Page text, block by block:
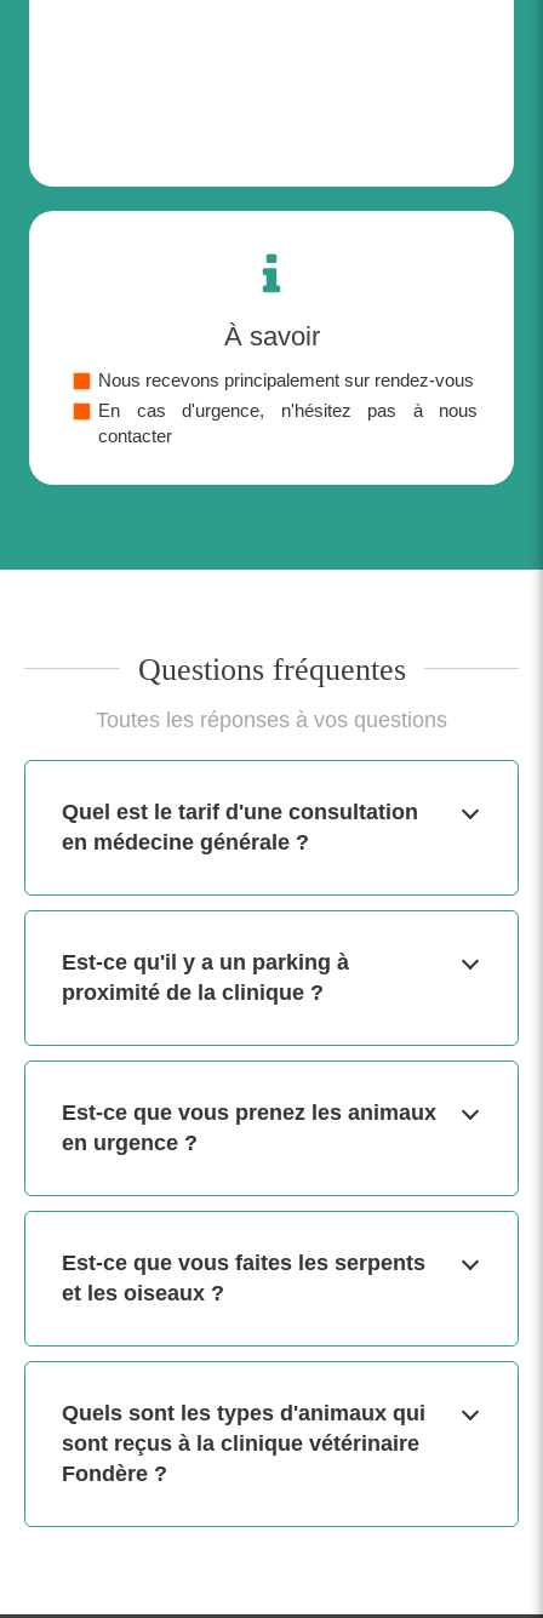
À savoir
Nous recevons principalement sur rendez-vous
En cas d'urgence, n'hésitez pas à nous
contacter
Questions fréquentes
Toutes les réponses à vos questions
Quel est le tarif d'une consultation
en médecine générale ?
Est-ce qu'il y a un parking à
proximité de la clinique ?
Est-ce que vous prenez les animaux
en urgence ?
Est-ce que vous faites les serpents
et les oiseaux ?
Quels sont les types d'animaux qui
sont reçus à la clinique vétérinaire
Fondère ?